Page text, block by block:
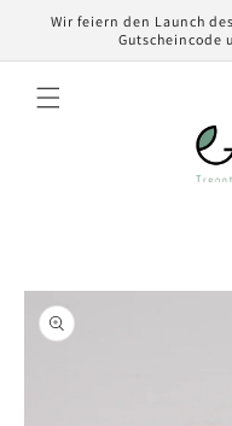
zum
Wir feiern den Launch
Gutscheincode